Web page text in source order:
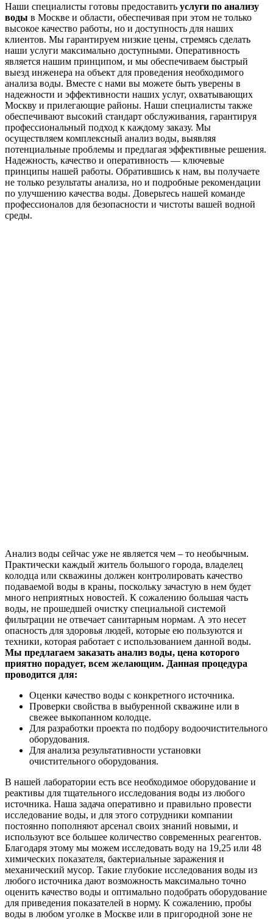
Наши специалисты готовы предоставить услуги по анализу
воды в Москве и области, обеспечивая при этом не только
высокое качество работы, но и доступность для наших
клиентов. Мы гарантируем низкие цены, стремясь сделать
наши услуги максимально доступными. Оперативность
является нашим принципом, и мы обеспечиваем быстрый
выезд инженера на объект для проведения необходимого
анализа воды. Вместе с нами вы можете быть уверены в
надежности и эффективности наших услуг, охватывающих
Москву и прилегающие районы. Наши специалисты также
обеспечивают высокий стандарт обслуживания, гарантируя
профессиональный подход к каждому заказу. Мы
осуществляем комплексный анализ воды, выявляя
потенциальные проблемы и предлагая эффективные решения.
Надежность, качество и оперативность — ключевые
принципы нашей работы. Обратившись к нам, вы получаете
не только результаты анализа, но и подробные рекомендации
по улучшению качества воды. Доверьтесь нашей команде
профессионалов для безопасности и чистоты вашей водной
среды.
Анализ воды сейчас уже не является чем – то необычным.
Практически каждый житель большого города, владелец
колодца или скважины должен контролировать качество
подаваемой воды в краны, поскольку зачастую в нем будет
много неприятных новостей. К сожалению большая часть
воды, не прошедшей очистку специальной системой
фильтрации не отвечает санитарным нормам. А это несет
опасность для здоровья людей, которые ею пользуются и
техники, которая работает с использованием данной воды.
Мы предлагаем заказать анализ воды, цена которого
приятно порадует, всем желающим. Данная процедура
проводится для:
Оценки качество воды с конкретного источника.
Проверки свойства в выбуренной скважине или в
свежее выкопанном колодце.
Для разработки проекта по подбору водоочистительного
оборудования.
Для анализа результативности установки
очистительного оборудования.
В нашей лаборатории есть все необходимое оборудование и
реактивы для тщательного исследования воды из любого
источника. Наша задача оперативно и правильно провести
исследование воды, и для этого сотрудники компании
постоянно пополняют арсенал своих знаний новыми, и
используют все большее количество современных реагентов.
Благодаря этому мы можем исследовать воду на 19,25 или 48
химических показателя, бактериальные заражения и
механический мусор. Такие глубокие исследования воды из
любого источника дают возможность максимально точно
оценить качество воды и оптимально подобрать оборудование
для приведения показателей в норму. К сожалению, пробы
воды в любом уголке в Москве или в пригородной зоне не